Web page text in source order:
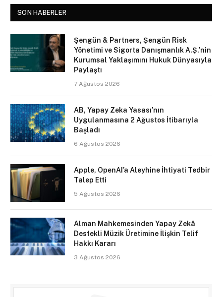
SON HABERLER
Şengün & Partners, Şengün Risk
Yönetimi ve Sigorta Danışmanlık A.Ş.’nin
Kurumsal Yaklaşımını Hukuk Dünyasıyla
Paylaştı
7 Ağustos 2026
AB, Yapay Zeka Yasası’nın
Uygulanmasına 2 Ağustos İtibarıyla
Başladı
6 Ağustos 2026
Apple, OpenAI’a Aleyhine İhtiyati Tedbir
Talep Etti
5 Ağustos 2026
Alman Mahkemesinden Yapay Zekâ
Destekli Müzik Üretimine İlişkin Telif
Hakkı Kararı
3 Ağustos 2026